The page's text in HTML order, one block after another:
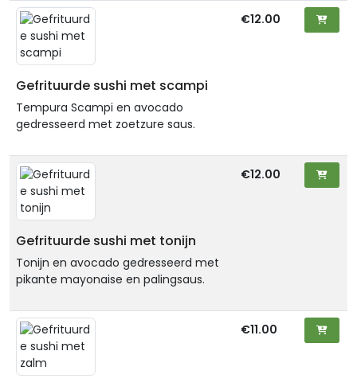
Gefrituurde sushi met scampi
Tempura Scampi en avocado
gedresseerd met zoetzure saus.
€12.00
Gefrituurde sushi met tonijn
Tonijn en avocado gedresseerd met
pikante mayonaise en palingsaus.
€12.00
€11.00